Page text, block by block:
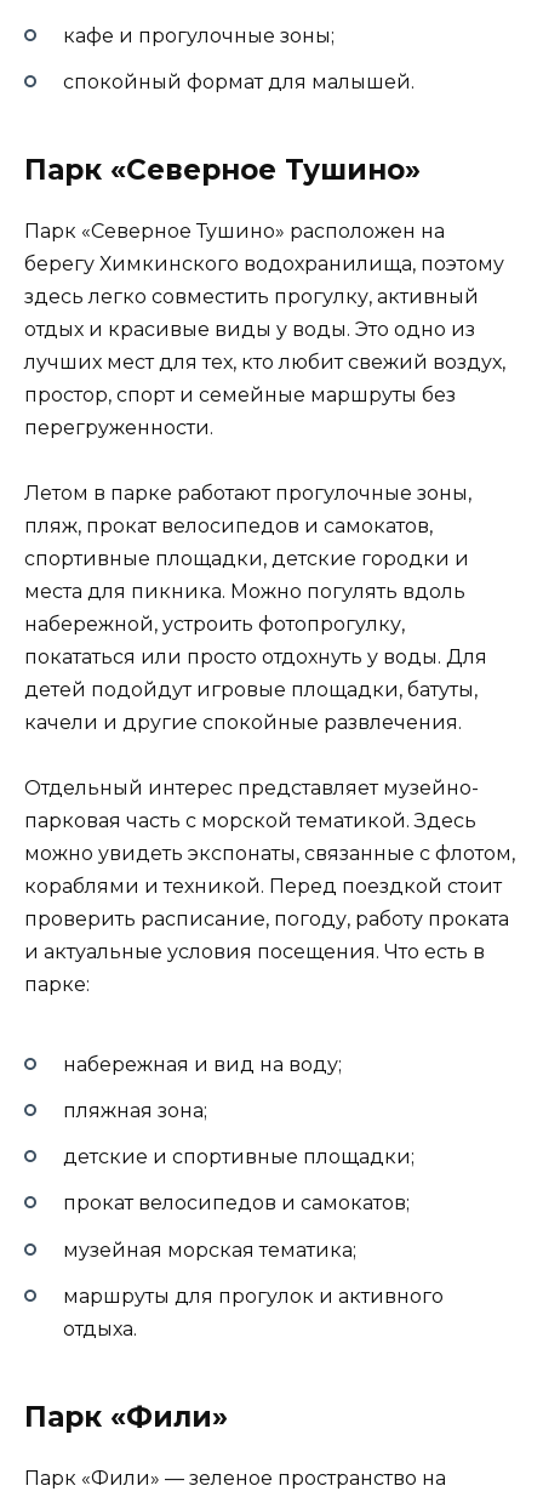
кафе и прогулочные зоны;
спокойный формат для малышей.
Парк «Северное Тушино»
Парк «Северное Тушино» расположен на
берегу Химкинского водохранилища, поэтому
здесь легко совместить прогулку, активный
отдых и красивые виды у воды. Это одно из
лучших мест для тех, кто любит свежий воздух,
простор, спорт и семейные маршруты без
перегруженности.
Летом в парке работают прогулочные зоны,
пляж, прокат велосипедов и самокатов,
спортивные площадки, детские городки и
места для пикника. Можно погулять вдоль
набережной, устроить фотопрогулку,
покататься или просто отдохнуть у воды. Для
детей подойдут игровые площадки, батуты,
качели и другие спокойные развлечения.
Отдельный интерес представляет музейно-
парковая часть с морской тематикой. Здесь
можно увидеть экспонаты, связанные с флотом,
кораблями и техникой. Перед поездкой стоит
проверить расписание, погоду, работу проката
и актуальные условия посещения. Что есть в
парке:
набережная и вид на воду;
пляжная зона;
детские и спортивные площадки;
прокат велосипедов и самокатов;
музейная морская тематика;
маршруты для прогулок и активного
отдыха.
Парк «Фили»
Парк «Фили» — зеленое пространство на